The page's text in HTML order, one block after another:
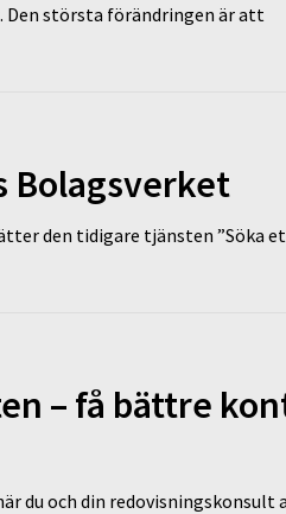
Den största förändringen är att
Bolagsverket
den tidigare tjänsten ”Söka
– få bättre
du och din redovisningskonsult